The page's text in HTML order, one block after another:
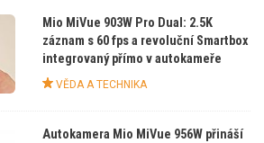
Mio MiVue 903W Pro Dual: 2.5K
záznam s 60 fps a revoluční Smartbox
integrovaný přímo v autokameře
VĚDA A TECHNIKA
Autokamera Mio MiVue 956W přináší